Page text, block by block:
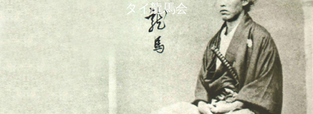
タイ龍馬会